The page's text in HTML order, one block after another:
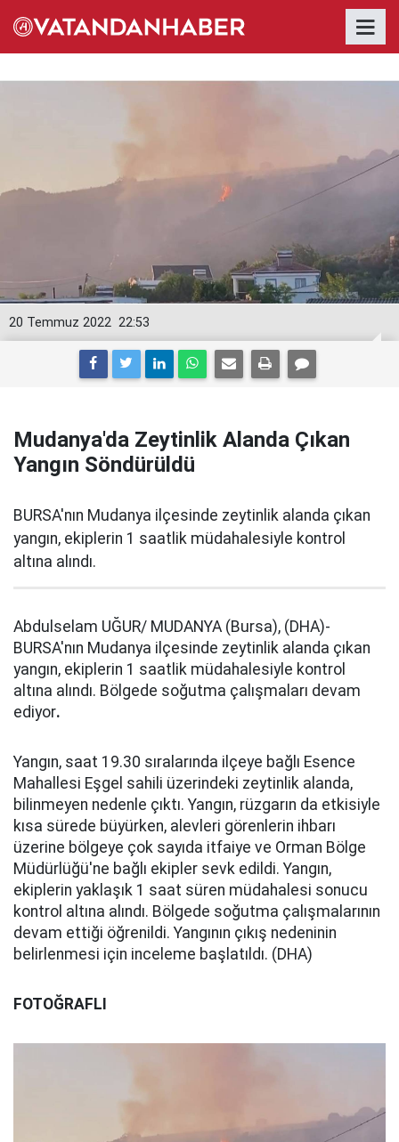
22:53
20 Temmuz 2022
Mudanya'da Zeytinlik Alanda Çıkan
Yangın Söndürüldü
BURSA'nın Mudanya ilçesinde zeytinlik alanda çıkan
yangın, ekiplerin 1 saatlik müdahalesiyle kontrol
altına alındı.
Abdulselam UĞUR/ MUDANYA (Bursa), (DHA)-
BURSA'nın Mudanya ilçesinde zeytinlik alanda çıkan
yangın, ekiplerin 1 saatlik müdahalesiyle kontrol
altına alındı. Bölgede soğutma çalışmaları devam
ediyor.
Yangın, saat 19.30 sıralarında ilçeye bağlı Esence
Mahallesi Eşgel sahili üzerindeki zeytinlik alanda,
bilinmeyen nedenle çıktı. Yangın, rüzgarın da etkisiyle
kısa sürede büyürken, alevleri görenlerin ihbarı
üzerine bölgeye çok sayıda itfaiye ve Orman Bölge
Müdürlüğü'ne bağlı ekipler sevk edildi. Yangın,
ekiplerin yaklaşık 1 saat süren müdahalesi sonucu
kontrol altına alındı. Bölgede soğutma çalışmalarının
devam ettiği öğrenildi. Yangının çıkış nedeninin
belirlenmesi için inceleme başlatıldı. (DHA)
FOTOĞRAFLI